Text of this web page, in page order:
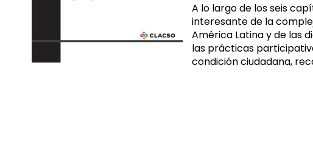
A lo largo de los seis
interesante de la
América Latina y de las
las prácticas
condición ciudadana,